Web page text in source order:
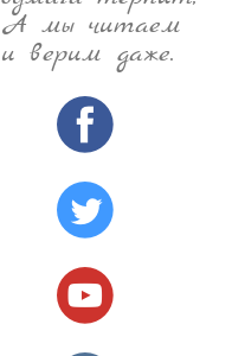
А мы читаем
и верим даже.